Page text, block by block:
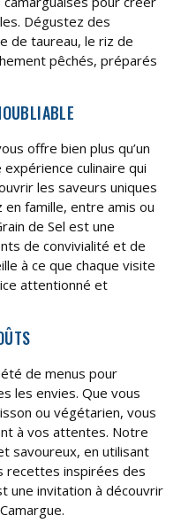
Dégustez des
de taureau, le riz de
pêchés, préparés
offre bien plus qu’un
culinaire qui
les saveurs uniques
en famille, entre amis ou
de Sel est une
de convivialité et de
à ce que chaque visite
attentionné et
de menus pour
les envies. Que vous
ou végétarien, vous
à vos attentes. Notre
savoureux, en utilisant
recettes inspirées des
une invitation à découvrir